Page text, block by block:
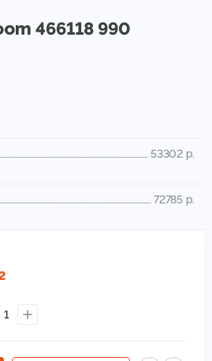
466118 990
53302 р.
72785 р.
1